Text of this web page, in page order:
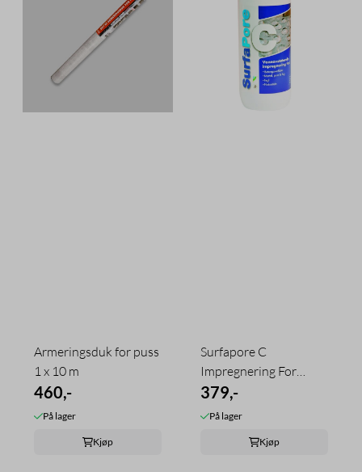
Armeringsduk for puss
1 x 10 m
460,-
På lager
Kjøp
Surfapore C
Impregnering For
Betong - 1 l
379,-
På lager
Kjøp